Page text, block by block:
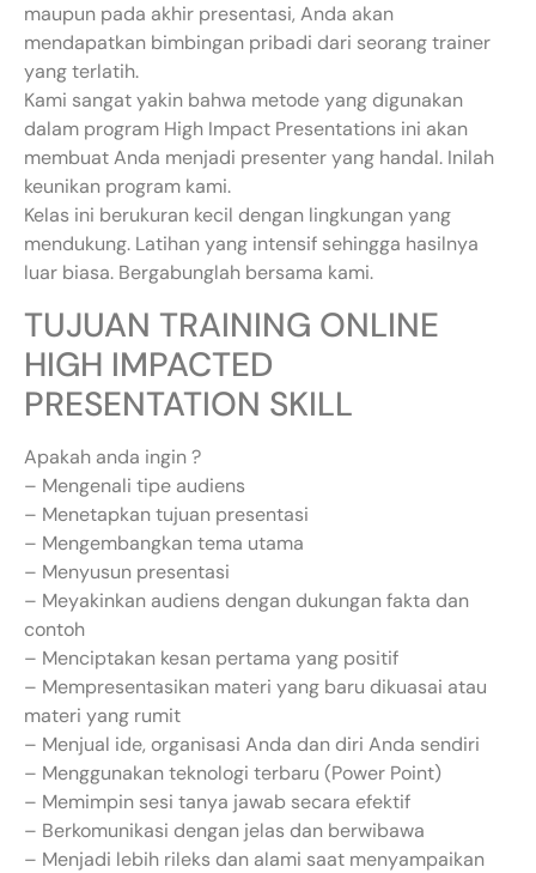
maupun pada akhir presentasi, Anda akan
mendapatkan bimbingan pribadi dari seorang trainer
yang terlatih.
Kami sangat yakin bahwa metode yang digunakan
dalam program High Impact Presentations ini akan
membuat Anda menjadi presenter yang handal. Inilah
keunikan program kami.
Kelas ini berukuran kecil dengan lingkungan yang
mendukung. Latihan yang intensif sehingga hasilnya
luar biasa. Bergabunglah bersama kami.
TUJUAN TRAINING ONLINE
HIGH IMPACTED
PRESENTATION SKILL
Apakah anda ingin ?
– Mengenali tipe audiens
– Menetapkan tujuan presentasi
– Mengembangkan tema utama
– Menyusun presentasi
– Meyakinkan audiens dengan dukungan fakta dan
contoh
– Menciptakan kesan pertama yang positif
– Mempresentasikan materi yang baru dikuasai atau
materi yang rumit
– Menjual ide, organisasi Anda dan diri Anda sendiri
– Menggunakan teknologi terbaru (Power Point)
– Memimpin sesi tanya jawab secara efektif
– Berkomunikasi dengan jelas dan berwibawa
– Menjadi lebih rileks dan alami saat menyampaikan